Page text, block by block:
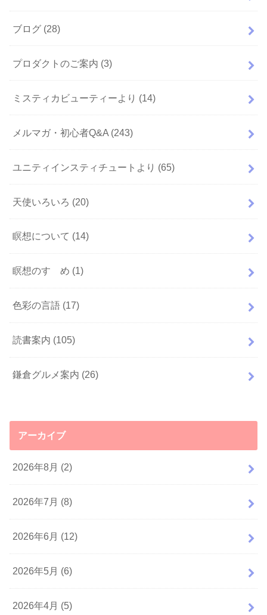
ブログ (28)
プロダクトのご案内 (3)
ミスティカビューティーより (14)
メルマガ・初心者Q&A (243)
ユニティインスティチュートより (65)
天使いろいろ (20)
瞑想について (14)
瞑想のすゝめ (1)
色彩の言語 (17)
読書案内 (105)
鎌倉グルメ案内 (26)
アーカイブ
2026年8月 (2)
2026年7月 (8)
2026年6月 (12)
2026年5月 (6)
2026年4月 (5)